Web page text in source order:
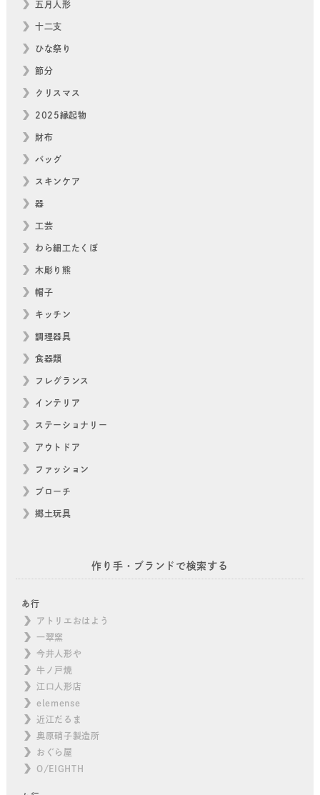
五月人形
十二支
ひな祭り
節分
クリスマス
2025縁起物
財布
バッグ
スキンケア
器
工芸
わら細工たくぼ
木彫り熊
帽子
キッチン
調理器具
食器類
フレグランス
インテリア
ステーショナリー
アウトドア
ファッション
ブローチ
郷土玩具
作り手・ブランドで検索する
あ行
アトリエおはよう
一翠窯
今井人形や
牛ノ戸焼
江口人形店
elemense
近江だるま
奥原硝子製造所
おぐら屋
O/EIGHTH